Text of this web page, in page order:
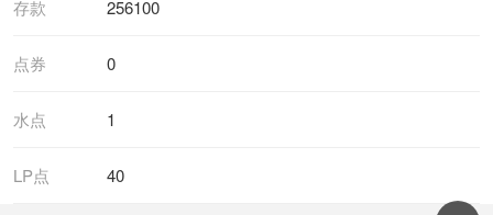
存款 256100
点券 0
水点 1
LP点 40